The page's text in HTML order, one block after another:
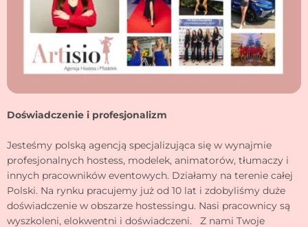
Doświadczenie i profesjonalizm
Jesteśmy polską agencją specjalizująca się w wynajmie
profesjonalnych hostess, modelek, animatorów, tłumaczy i
innych pracowników eventowych. Działamy na terenie całej
Polski. Na rynku pracujemy już od 10 lat i zdobyliśmy duże
doświadczenie w obszarze hostessingu. Nasi pracownicy są
wyszkoleni, elokwentni i doświadczeni. Z nami Twoje